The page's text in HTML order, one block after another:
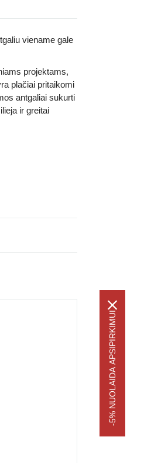
viename gale
projektams,
plačiai pritaikomi
antgaliai sukurti
ir greitai
-5% NUOLAIDA APSIPIRKIMUI